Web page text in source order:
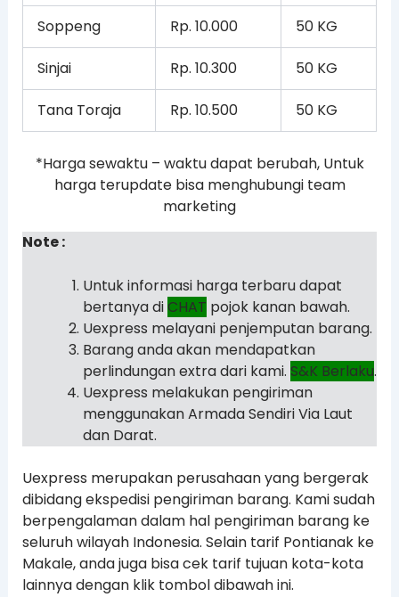
Soppeng Rp. 10.000 50 KG
Sinjai Rp. 10.300 50 KG
Tana Toraja Rp. 10.500 50 KG
*Harga sewaktu – waktu dapat berubah, Untuk
harga terupdate bisa menghubungi team
marketing
Note :
Untuk informasi harga terbaru dapat
bertanya diCHAT pojok kanan bawah.
Uexpress melayani penjemputan barang.
Barang anda akan mendapatkan
perlindungan extra dari kami. S&K Berlaku.
Uexpress melakukan pengiriman
menggunakan Armada Sendiri Via Laut
dan Darat.
Uexpress merupakan perusahaan yang bergerak
dibidang ekspedisi pengiriman barang. Kami sudah
berpengalaman dalam hal pengiriman barang ke
seluruh wilayah Indonesia. Selain tarif Pontianak ke
Makale, anda juga bisa cek tarif tujuan kota-kota
lainnya dengan klik tombol dibawah ini.